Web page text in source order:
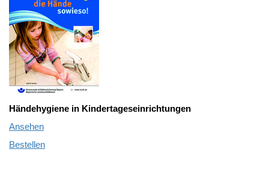
Händehygiene in Kindertageseinrichtungen
Ansehen
Bestellen